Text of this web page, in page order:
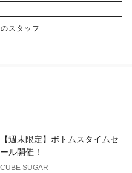
スタッフ
【週末限定】ボトムスタイムセ
ール開催！
CUBE SUGAR